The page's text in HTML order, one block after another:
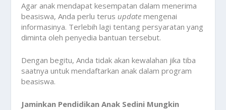
Agar anak mendapat kesempatan dalam menerima
beasiswa, Anda perlu terus update mengenai
informasinya. Terlebih lagi tentang persyaratan yang
diminta oleh penyedia bantuan tersebut.
Dengan begitu, Anda tidak akan kewalahan jika tiba
saatnya untuk mendaftarkan anak dalam program
beasiswa.
Jaminkan Pendidikan Anak Sedini Mungkin